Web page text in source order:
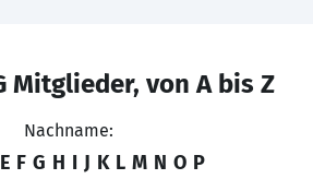
Mitglieder, von A bis Z
Nachname:
E F G H I J K L M N O P